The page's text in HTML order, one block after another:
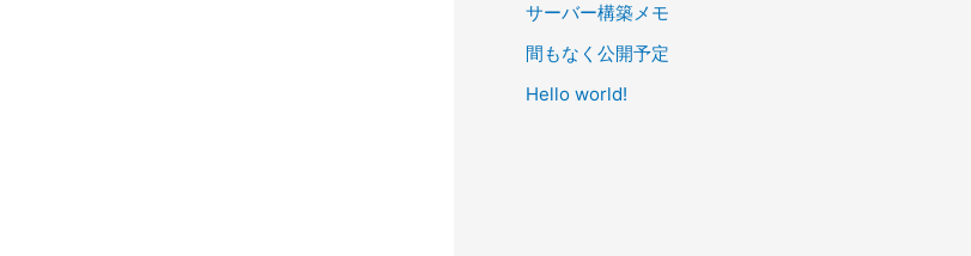
サーバー構築メモ
間もなく公開予定
Hello world!